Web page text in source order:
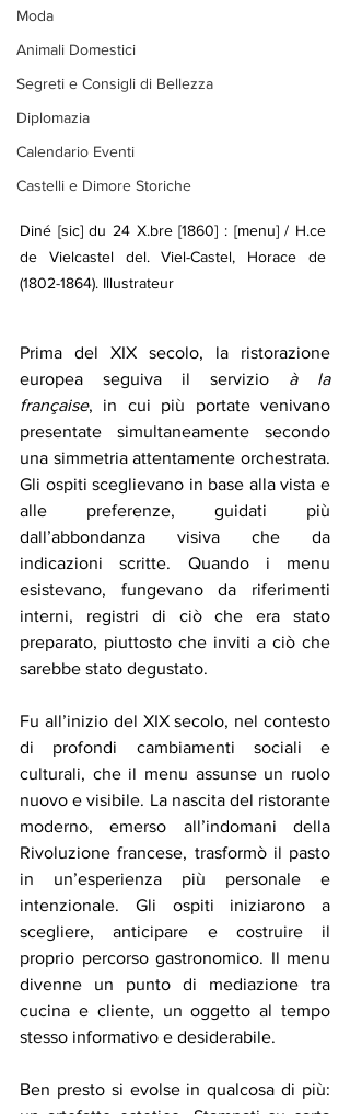
Moda
Animali Domestici
Segreti e Consigli di Bellezza
Diplomazia
Calendario Eventi
Castelli e Dimore Storiche
Diné [sic] du 24 X.bre [1860] : [menu] / H.ce
de Vielcastel del. Viel-Castel, Horace de
(1802-1864). Illustrateur
Prima del XIX secolo, la ristorazione
europea seguiva il servizio à la
française, in cui più portate venivano
presentate simultaneamente secondo
una simmetria attentamente orchestrata.
Gli ospiti sceglievano in base alla vista e
alle preferenze, guidati più
dall’abbondanza visiva che da
indicazioni scritte. Quando i menu
esistevano, fungevano da riferimenti
interni, registri di ciò che era stato
preparato, piuttosto che inviti a ciò che
sarebbe stato degustato.
Fu all’inizio del XIX secolo, nel contesto
di profondi cambiamenti sociali e
culturali, che il menu assunse un ruolo
nuovo e visibile. La nascita del ristorante
moderno, emerso all’indomani della
Rivoluzione francese, trasformò il pasto
in un’esperienza più personale e
intenzionale. Gli ospiti iniziarono a
scegliere, anticipare e costruire il
proprio percorso gastronomico. Il menu
divenne un punto di mediazione tra
cucina e cliente, un oggetto al tempo
stesso informativo e desiderabile.
Ben presto si evolse in qualcosa di più: